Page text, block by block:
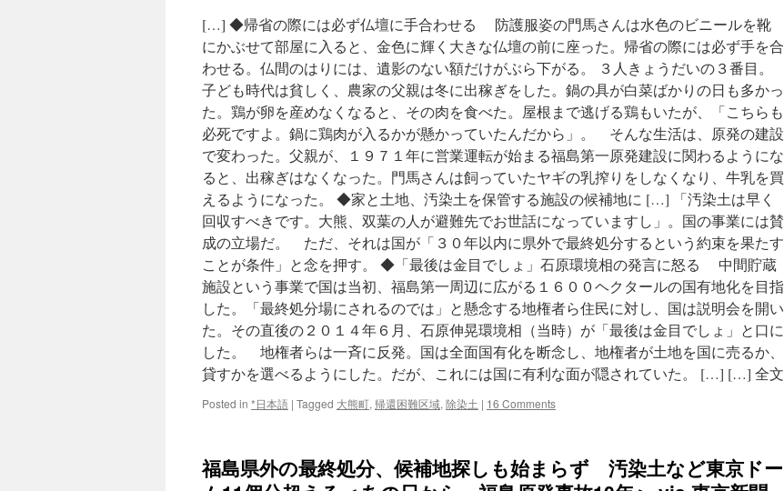
除
染
土
が…
知
ら
ず
に
新
築
保
管
が
長
び
き
搬
出
困
難
に
via
朝
日
[…] ◆帰省の際には必ず仏壇に手合わせる 防護服姿の門馬さんは水色のビニールを靴
にかぶせて部屋に入ると、金色に輝く大きな仏壇の前に座った。帰省の際には必ず手を合
わせる。仏間のはりには、遺影のない額だけがぶら下がる。 ３人きょうだいの３番目。
子ども時代は貧しく、農家の父親は冬に出稼ぎをした。鍋の具が白菜ばかりの日も多かっ
た。鶏が卵を産めなくなると、その肉を食べた。屋根まで逃げる鶏もいたが、「こちらも
必死ですよ。鍋に鶏肉が入るかが懸かっていたんだから」。 そんな生活は、原発の建設
で変わった。父親が、１９７１年に営業運転が始まる福島第一原発建設に関わるようにな
ると、出稼ぎはなくなった。門馬さんは飼っていたヤギの乳搾りをしなくなり、牛乳を買
えるようになった。 ◆家と土地、汚染土を保管する施設の候補地に […] 「汚染土は早く
回収すべきです。大熊、双葉の人が避難先でお世話になっていますし」。国の事業には賛
成の立場だ。 ただ、それは国が「３０年以内に県外で最終処分するという約束を果たす
ことが条件」と念を押す。 ◆「最後は金目でしょ」石原環境相の発言に怒る 中間貯蔵
施設という事業で国は当初、福島第一周辺に広がる１６００ヘクタールの国有地化を目指
した。「最終処分場にされるのでは」と懸念する地権者ら住民に対し、国は説明会を開い
た。その直後の２０１４年６月、石原伸晃環境相（当時）が「最後は金目でしょ」と口に
した。 地権者らは一斉に反発。国は全面国有化を断念し、地権者が土地を国に売るか、
貸すかを選べるようにした。だが、これには国に有利な面が隠されていた。 […] […] 全文
Posted in *日本語 | Tagged 大熊町, 帰還困難区域, 除染土 | 16 Comments
福島県外の最終処分、候補地探しも始まらず 汚染土など東京ドー